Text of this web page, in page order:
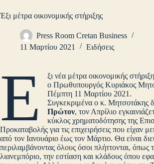
Έξι μέτρα οικονομικής στήριξης
Press Room Cretan Business
11 Μαρτίου 2021
Ειδήσεις
Έ
ξι νέα μέτρα οικονομικής
ο Πρωθυπουργός Κυριάκος
Πέμπτη 11 Μαρτίου 2021.
Συγκεκριμένα ο κ. Μητσοτάκης
Πρώτον, τον Απρίλιο
κύκλος χρηματοδότησης της
Προκαταβολής για τις επιχειρήσεις που είχαν
από τον Ιανουάριο έως τον Μάρτιο. Θα είναι
περιλαμβάνοντας όλους όσοι πλήττονται, όπως
λιανεμπόριο, την εστίαση και κλάδους όπου